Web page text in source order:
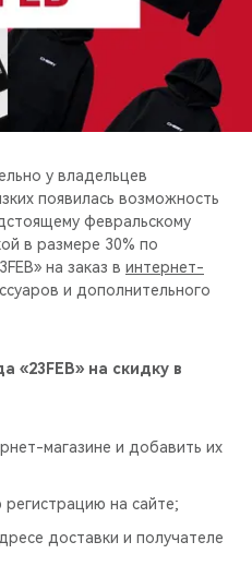
у владельцев
появилась возможность
февральскому
в размере 30% по
на заказ в интернет-
и дополнительного
«23FEB» на скидку в
магазине и добавить их
на сайте;
доставки и получателе